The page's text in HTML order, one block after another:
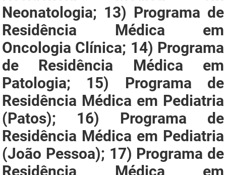
Neonatologia; 13) Programa de
Residência Médica em
Oncologia Clínica; 14) Programa
de Residência Médica em
Patologia; 15) Programa de
Residência Médica em Pediatria
(Patos); 16) Programa de
Residência Médica em Pediatria
(João Pessoa); 17) Programa de
Residência Médica em